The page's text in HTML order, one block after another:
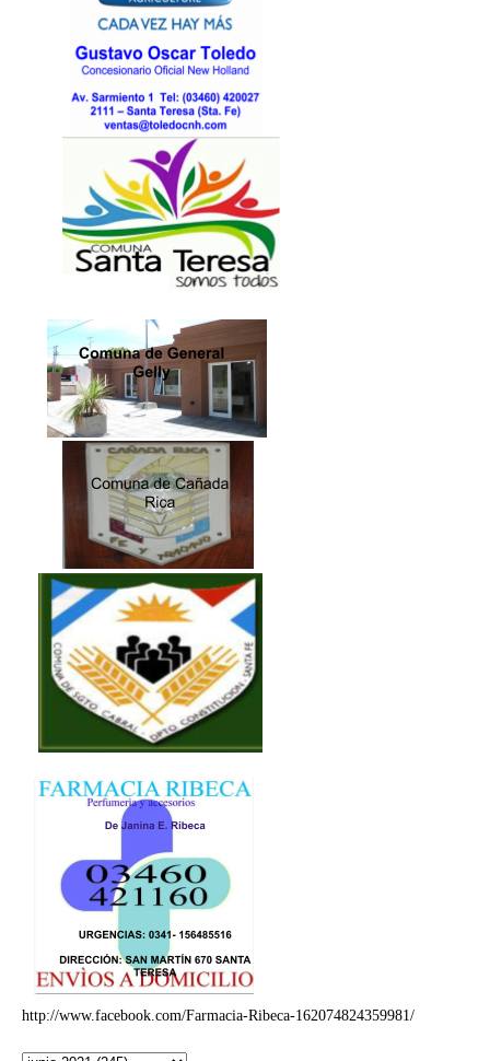
http://www.facebook.com/Farmacia-Ribeca-162074824359981/